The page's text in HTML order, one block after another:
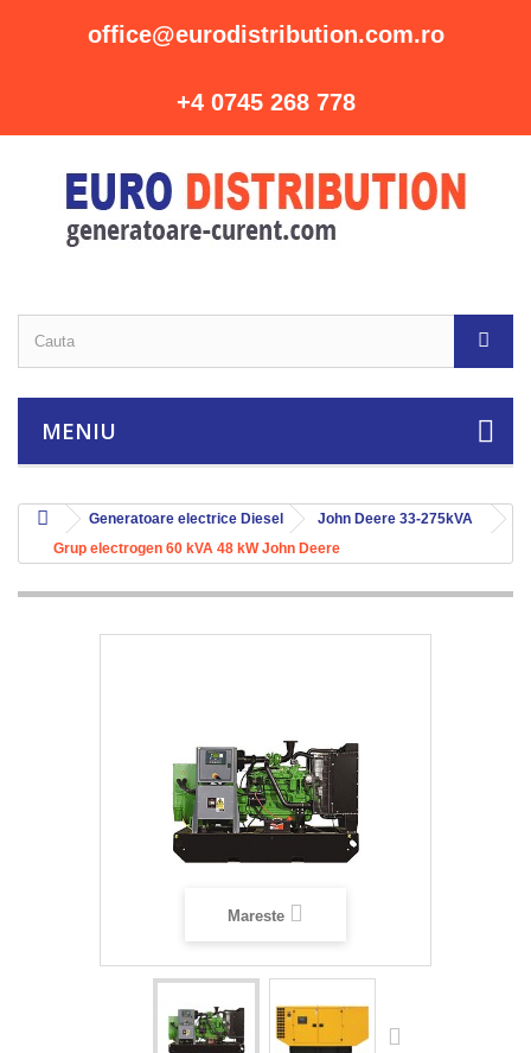
office@eurodistribution.com.ro
+4 0745 268 778
MENIU
Generatoare electrice Diesel
John Deere 33-275kVA
Grup electrogen 60 kVA 48 kW John Deere
Mareste